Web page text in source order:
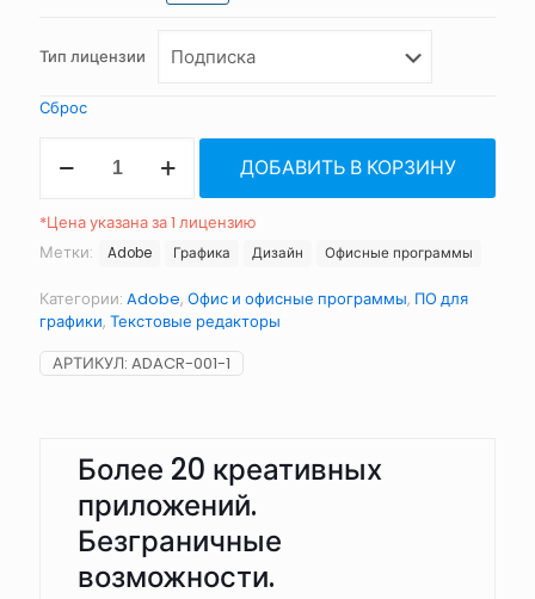
Тип лицензии
Сброс
товара
Creative
Cloud
ДОБАВИТЬ В КОРЗИНУ
*Цена указана за 1 лицензию
Метки:
Adobe Графика Дизайн Офисные программы
Категории: Adobe, Офис и офисные программы, ПО для
графики, Текстовые редакторы
АРТИКУЛ: ADACR-001-1
Более 20 креативных
приложений.
Безграничные
возможности.